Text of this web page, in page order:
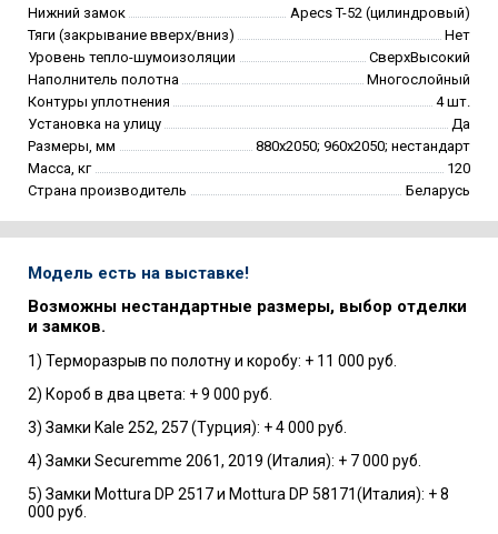
Нижний замок
Apecs T-52 (цилиндровый)
Тяги (закрывание вверх/вниз)
Нет
Уровень тепло-шумоизоляции
СверхВысокий
Наполнитель полотна
Многослойный
Контуры уплотнения
4 шт.
Установка на улицу
Да
Размеры, мм
880х2050; 960х2050; нестандарт
Масса, кг
120
Страна производитель
Беларусь
Модель есть на выставке!
Возможны нестандартные размеры, выбор отделки
и замков.
1) Терморазрыв по полотну и коробу: + 11 000 руб.
2) Короб в два цвета: + 9 000 руб.
3) Замки Kale 252, 257 (Турция): + 4 000 руб.
4) Замки Securemme 2061, 2019 (Италия): + 7 000 руб.
5) Замки Mottura DP 2517 и Mottura DP 58171(Италия): + 8
000 руб.